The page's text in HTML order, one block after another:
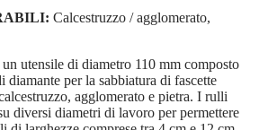
Calcestruzzo / agglomerato,
utensile di diametro 110 mm composto
per la sabbiatura di fascette
agglomerato e pietra. I rulli
diversi diametri di lavoro per permettere